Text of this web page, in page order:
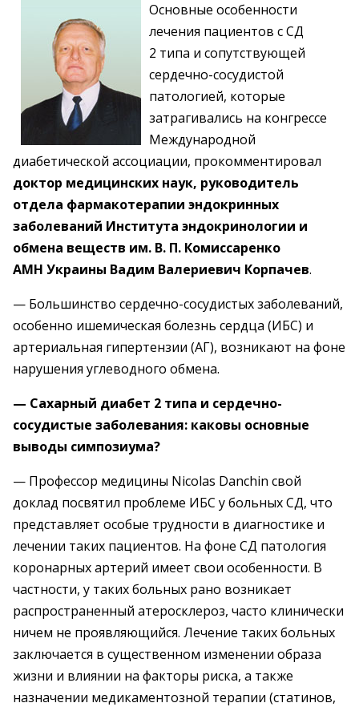
Основные особенности
лечения пациентов с СД
2 типа и сопутствующей
сердечно-сосудистой
патологией, которые
затрагивались на конгрессе
Международной
диабетической ассоциации, прокомментировал
доктор медицинских наук, руководитель
отдела фармакотерапии эндокринных
заболеваний Института эндокринологии и
обмена веществ им. В. П. Комиссаренко
АМН Украины Вадим Валериевич Корпачев.
— Большинство сердечно-сосудистых заболеваний,
особенно ишемическая болезнь сердца (ИБС) и
артериальная гипертензии (АГ), возникают на фоне
нарушения углеводного обмена.
— Сахарный диабет 2 типа и сердечно-
сосудистые заболевания: каковы основные
выводы симпозиума?
— Профессор медицины Nicolas Danchin свой
доклад посвятил проблеме ИБС у больных СД, что
представляет особые трудности в диагностике и
лечении таких пациентов. На фоне СД патология
коронарных артерий имеет свои особенности. В
частности, у таких больных рано возникает
распространенный атеросклероз, часто клинически
ничем не проявляющийся. Лечение таких больных
заключается в существенном изменении образа
жизни и влиянии на факторы риска, а также
назначении медикаментозной терапии (статинов,